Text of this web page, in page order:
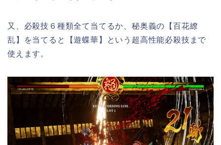
又、必殺技６種類全て当てるか、秘奥義の【百花繚
乱】を当てると【遊蝶華】という超高性能必殺技まで
使えます。